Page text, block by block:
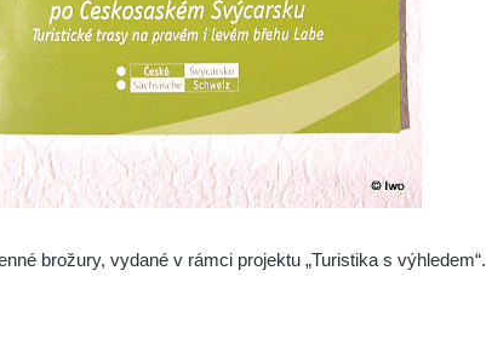
brožury, vydané v rámci projektu „Turistika s výhledem“.